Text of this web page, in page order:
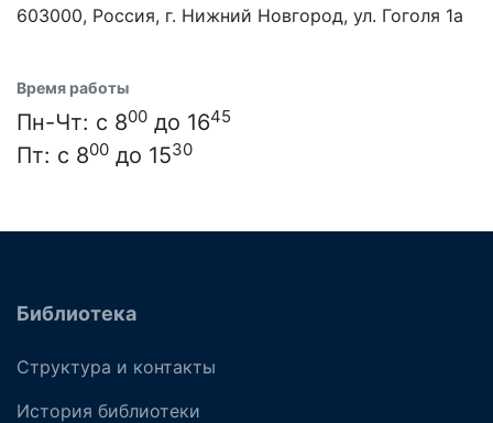
603000, Россия, г. Нижний Новгород, ул. Гоголя 1а
Время работы
Пн-Чт: с 800 до 1645
Пт: с 800 до 1530
Библиотека
Структура и контакты
История библиотеки